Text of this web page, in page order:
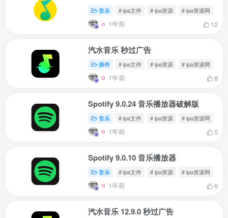
音乐 # ipa文件 # ipa资源 # ipa资源网
1年前 12
汽水音乐 秒过广告
插件 # ipa文件 # ipa资源 # ipa资源网
1年前 8
Spotify 9.0.24 音乐播放器破解版
音乐 # ipa文件 # ipa资源 # ipa资源网
1年前 5
Spotify 9.0.10 音乐播放器
音乐 # ipa文件 # ipa资源 # ipa资源网
1年前 6
汽水音乐 12.9.0 秒过广告